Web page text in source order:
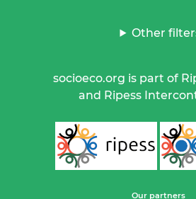
Other
socioeco.org is part of
and Ripess
Our partners